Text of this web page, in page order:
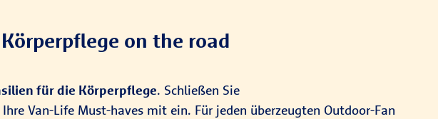
on the road
für die Körperpflege. Schließen Sie
Van-Life Must-haves mit ein. Für jeden überzeugten Outdoor-Fan